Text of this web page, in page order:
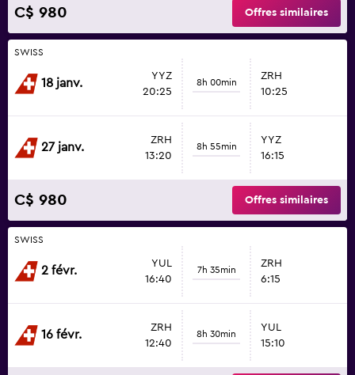
C$ 980 Offres similaires
SWISS
18 janv.
YYZ
20:25
8h 00min
ZRH
10:25
27 janv.
ZRH
13:20
8h 55min
YYZ
16:15
C$ 980 Offres similaires
SWISS
2 févr.
YUL
16:40
7h 35min
ZRH
6:15
16 févr.
ZRH
12:40
8h 30min
YUL
15:10